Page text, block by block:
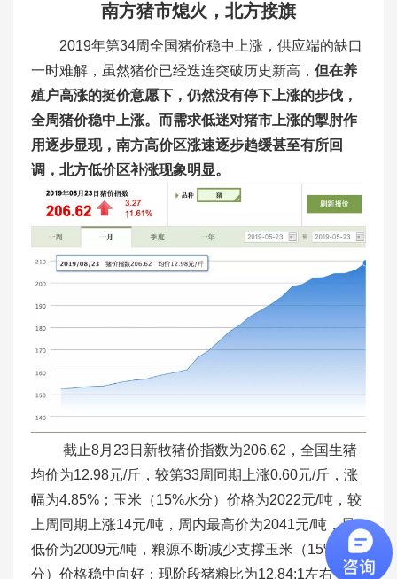
南方猪市熄火，北方接旗
2019年第34周全国猪价稳中上涨，供应端的缺口
一时难解，虽然猪价已经迭连突破历史新高， 但在养
殖户高涨的挺价意愿下，仍然没有停下上涨的步伐，
全周猪价稳中上涨。而需求低迷对猪市上涨的掣肘作
用逐步显现，南方高价区涨速逐步趋缓甚至有所回
调，北方低价区补涨现象明显。
截止8月23日新牧猪价指数为206.62，全国生猪
均价为12.98元/斤，较第33周同期上涨0.60元/斤，涨
幅为4.85%；玉米（15%水分）价格为2022元/吨，较
上周同期上涨14元/吨，周内最高价为2041元/吨，最
低价为2009元/吨，粮源不断减少支撑玉米（15%水
分）价格稳中向好；现阶段猪粮比为12.84:1左右，猪